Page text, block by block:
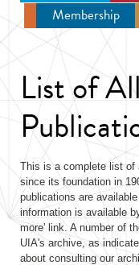
Membership
List of
This is a complete list of
since its foundation in
publications are
information is available
more' link. A number of
UIA's archive, as
about consulting our